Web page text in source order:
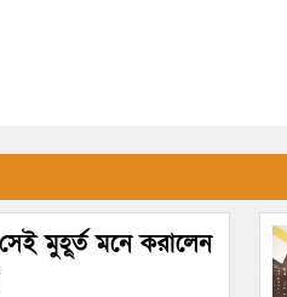
মুহূর্ত মনে করালেন